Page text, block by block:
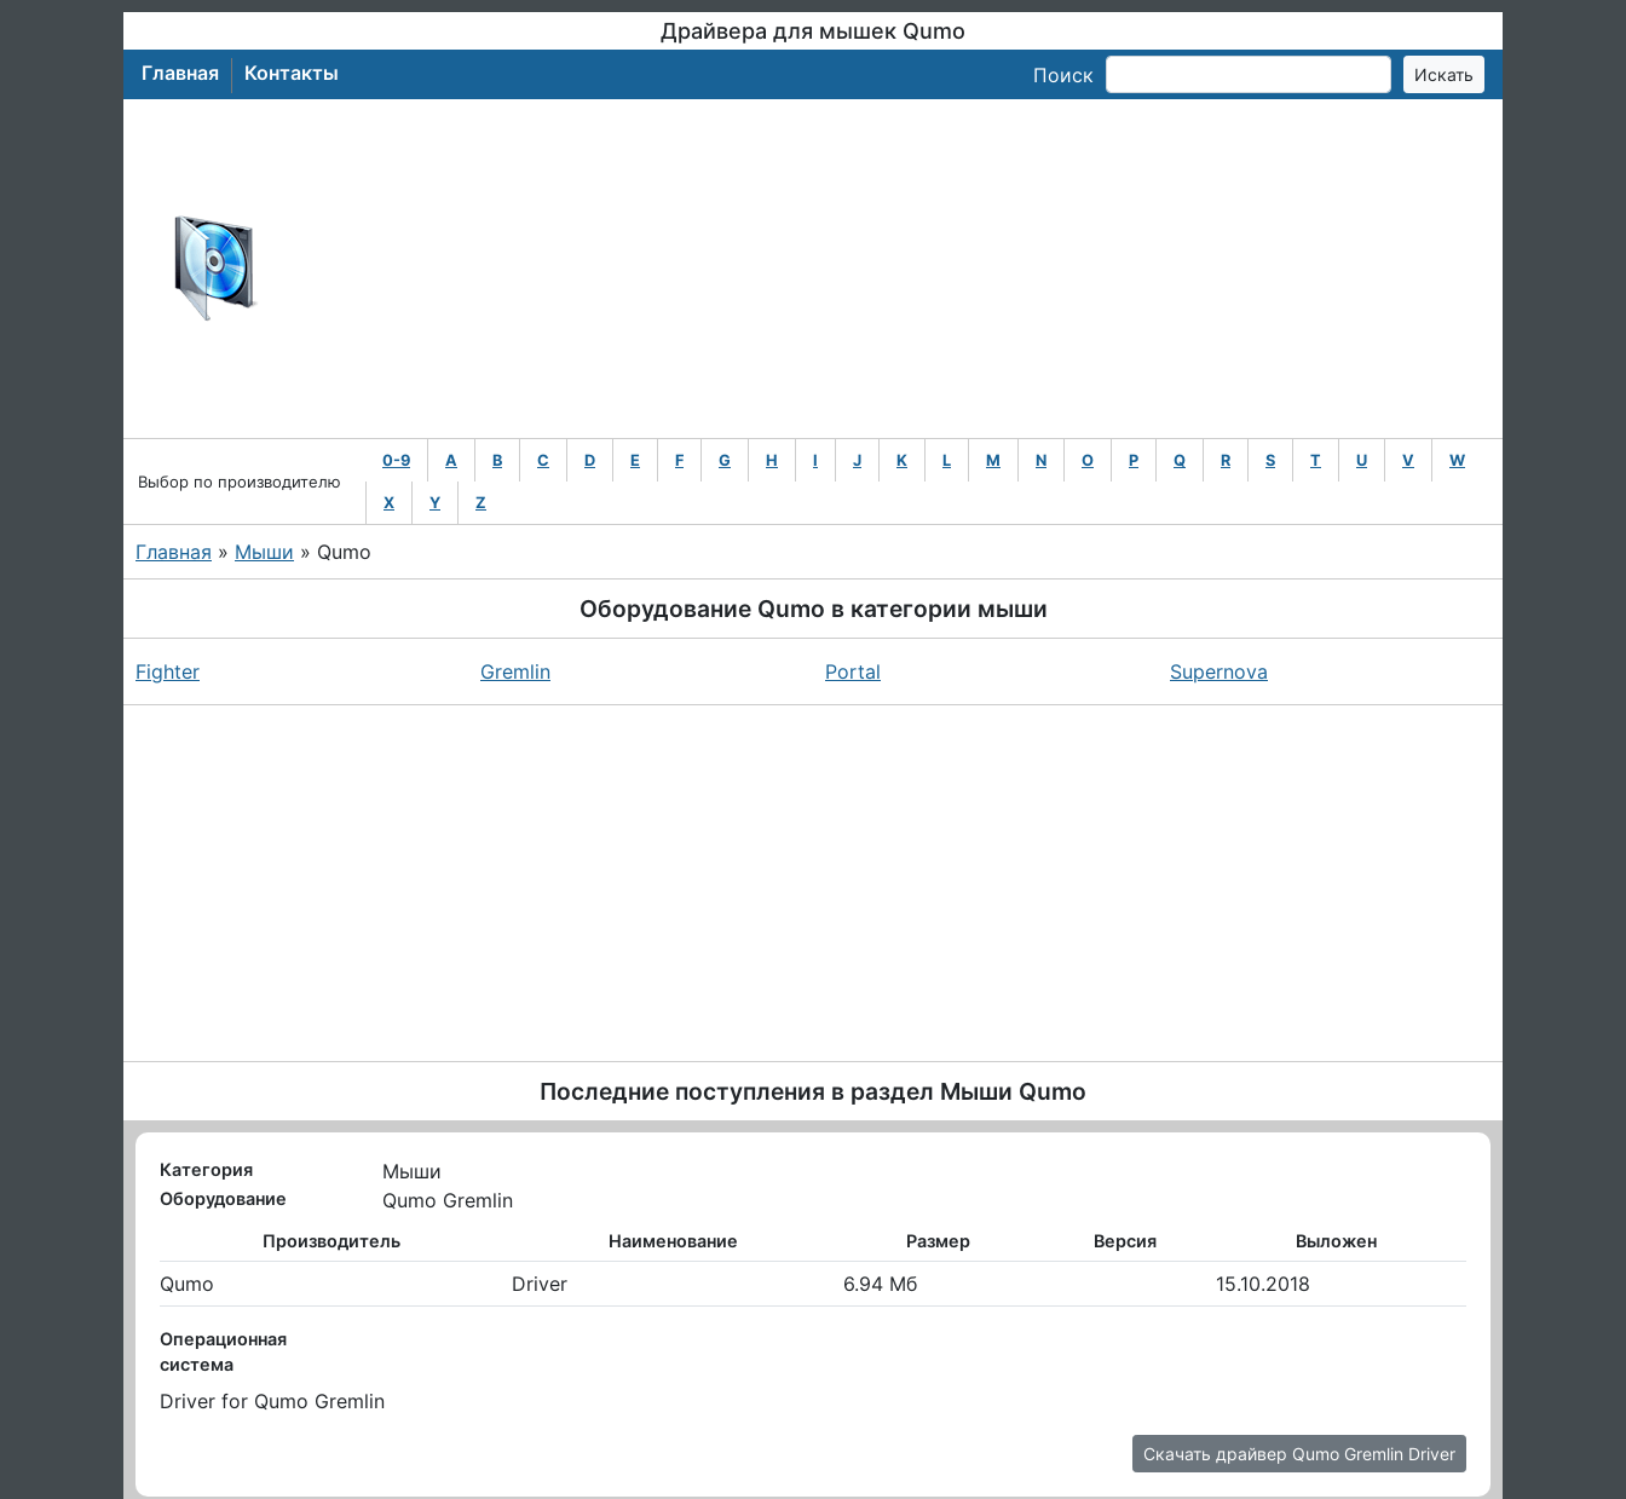
Драйвера для мышек Qumo
Главная Контакты Поиск
Выбор по производителю
0-9 A B C D E F G H I J K L M N O P Q R S T U V W
X Y Z
Главная » Мыши » Qumo
Оборудование Qumo в категории мыши
Fighter Gremlin Portal Supernova
Последние поступления в раздел Мыши Qumo
Категория Мыши
Оборудование Qumo Gremlin
Производитель Наименование Размер Версия Выложен
Qumo Driver 6.94 Мб 15.10.2018
Операционная
система
Driver for Qumo Gremlin
Скачать драйвер Qumo Gremlin Driver